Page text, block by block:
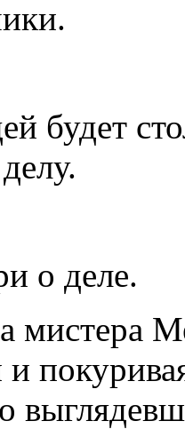
будет
о деле.
мистера
и